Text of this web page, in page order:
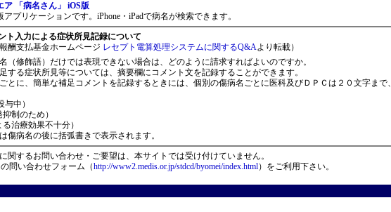
ア 「病名さん」 iOS版
アプリケーションです。iPhone・iPadで病名が検索できます。
ト入力による症状所見記録について
支払基金ホームページ レセプト電算処理システムに関するQ&Aより転載）
（修飾語）だけでは表現できない場合は、どのように請求すればよいのですか。
する症状所見等については、摘要欄にコメント文を記録することができます。
とに、簡単な補足コメントを記録するときには、個別の傷病名ごとに医科及びＤＰＣは２０文字まで
中）
制のため）
治療効果不十分）
傷病名の後に括弧書きで表示されます。
関するお問い合わせ・ご要望は、本サイトでは受け付けていません。
問い合わせフォーム（http://www2.medis.or.jp/stdcd/byomei/index.html）をご利用下さい。